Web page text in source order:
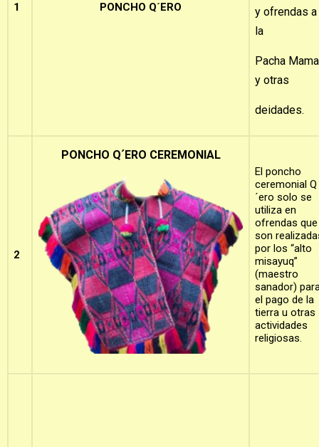
1 PONCHO Q´ERO
y ofrendas a
la
Pacha Mama
y otras
deidades.
2
PONCHO Q´ERO CEREMONIAL
El poncho
ceremonial Q
´ero solo se
utiliza en
ofrendas que
son
por los “alto
misayuq”
(maestro
sanador)
el pago de la
tierra u otras
actividades
religiosas.